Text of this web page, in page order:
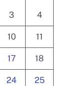
3 4
10 11
17 18
24 25